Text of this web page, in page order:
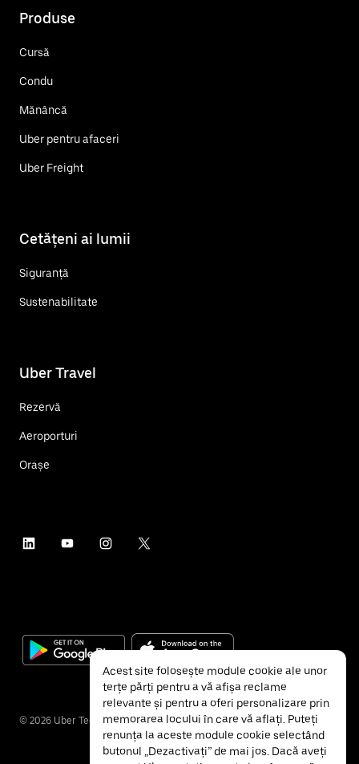
Produse
Cursă
Condu
Mănâncă
Uber pentru afaceri
Uber Freight
Cetățeni ai lumii
Siguranță
Sustenabilitate
Uber Travel
Rezervă
Aeroporturi
Orașe
© 2026 Uber Technologies Inc.
Acest site folosește module cookie ale unor
terțe părți pentru a vă afișa reclame
relevante și pentru a oferi personalizare prin
memorarea locului în care vă aflați. Puteți
renunța la aceste module cookie selectând
butonul „Dezactivați” de mai jos. Dacă aveți